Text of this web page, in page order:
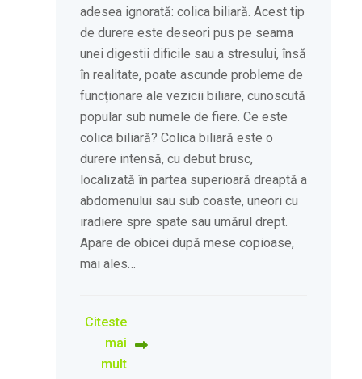
adesea ignorată: colica biliară. Acest tip
de durere este deseori pus pe seama
unei digestii dificile sau a stresului, însă
în realitate, poate ascunde probleme de
funcționare ale vezicii biliare, cunoscută
popular sub numele de fiere. Ce este
colica biliară? Colica biliară este o
durere intensă, cu debut brusc,
localizată în partea superioară dreaptă a
abdomenului sau sub coaste, uneori cu
iradiere spre spate sau umărul drept.
Apare de obicei după mese copioase,
mai ales…
Citeste
mai
mult